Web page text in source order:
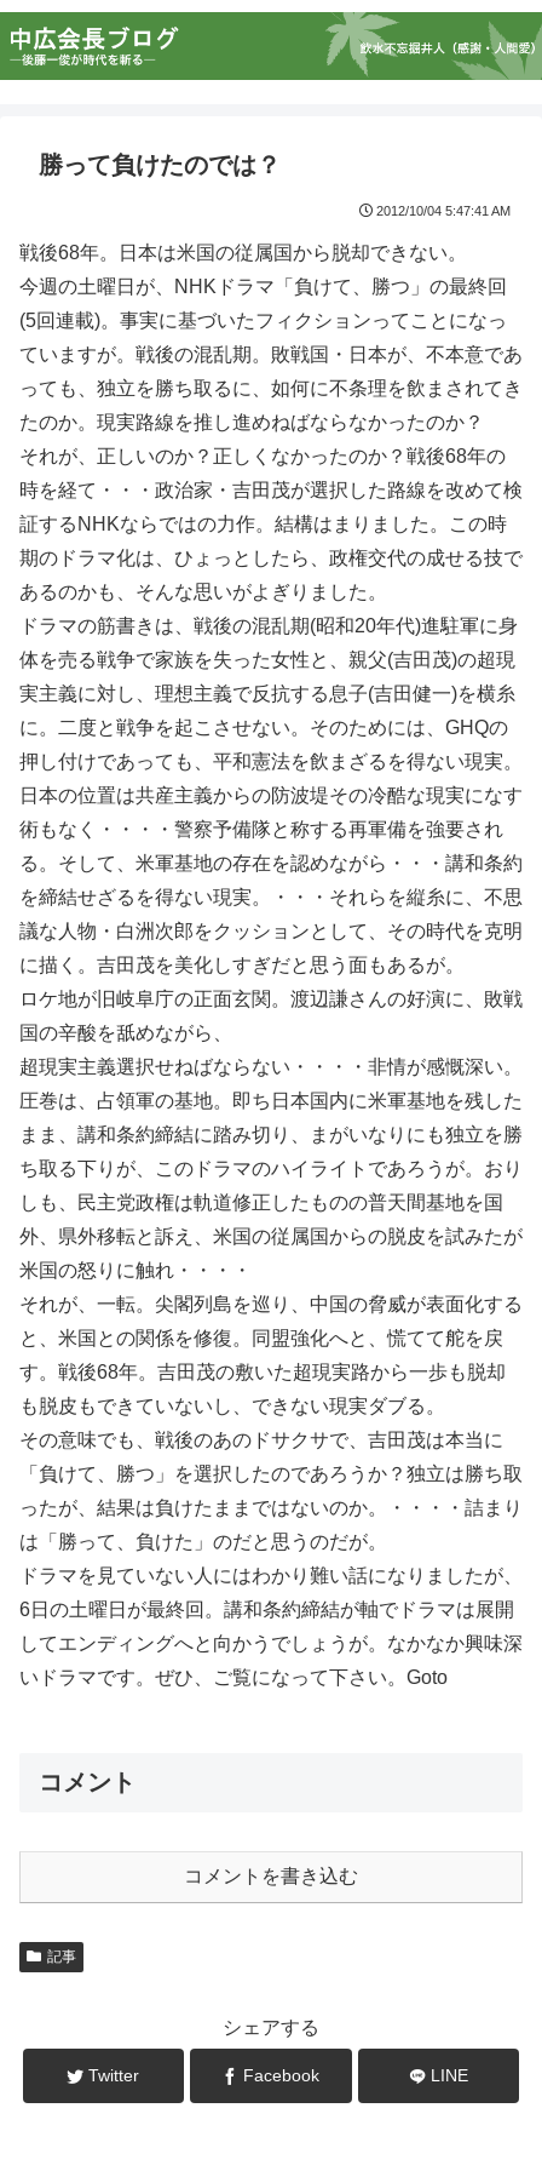
勝って負けたのでは？
2012/10/04 5:47:41 AM
戦後68年。日本は米国の従属国から脱却できない。
今週の土曜日が、NHKドラマ「負けて、勝つ」の最終回
(5回連載)。事実に基づいたフィクションってことになっ
ていますが。戦後の混乱期。敗戦国・日本が、不本意であ
っても、独立を勝ち取るに、如何に不条理を飲まされてき
たのか。現実路線を推し進めねばならなかったのか？
それが、正しいのか？正しくなかったのか？戦後68年の
時を経て・・・政治家・吉田茂が選択した路線を改めて検
証するNHKならではの力作。結構はまりました。この時
期のドラマ化は、ひょっとしたら、政権交代の成せる技で
あるのかも、そんな思いがよぎりました。
ドラマの筋書きは、戦後の混乱期(昭和20年代)進駐軍に身
体を売る戦争で家族を失った女性と、親父(吉田茂)の超現
実主義に対し、理想主義で反抗する息子(吉田健一)を横糸
に。二度と戦争を起こさせない。そのためには、GHQの
押し付けであっても、平和憲法を飲まざるを得ない現実。
日本の位置は共産主義からの防波堤その冷酷な現実になす
術もなく・・・・警察予備隊と称する再軍備を強要され
る。そして、米軍基地の存在を認めながら・・・講和条約
を締結せざるを得ない現実。・・・それらを縦糸に、不思
議な人物・白洲次郎をクッションとして、その時代を克明
に描く。吉田茂を美化しすぎだと思う面もあるが。
ロケ地が旧岐阜庁の正面玄関。渡辺謙さんの好演に、敗戦
国の辛酸を舐めながら、
超現実主義選択せねばならない・・・・非情が感慨深い。
圧巻は、占領軍の基地。即ち日本国内に米軍基地を残した
まま、講和条約締結に踏み切り、まがいなりにも独立を勝
ち取る下りが、このドラマのハイライトであろうが。おり
しも、民主党政権は軌道修正したものの普天間基地を国
外、県外移転と訴え、米国の従属国からの脱皮を試みたが
米国の怒りに触れ・・・・
それが、一転。尖閣列島を巡り、中国の脅威が表面化する
と、米国との関係を修復。同盟強化へと、慌てて舵を戻
す。戦後68年。吉田茂の敷いた超現実路から一歩も脱却
も脱皮もできていないし、できない現実ダブる。
その意味でも、戦後のあのドサクサで、吉田茂は本当に
「負けて、勝つ」を選択したのであろうか？独立は勝ち取
ったが、結果は負けたままではないのか。・・・・詰まり
は「勝って、負けた」のだと思うのだが。
ドラマを見ていない人にはわかり難い話になりましたが、
6日の土曜日が最終回。講和条約締結が軸でドラマは展開
してエンディングへと向かうでしょうが。なかなか興味深
いドラマです。ぜひ、ご覧になって下さい。Goto
コメント
コメントを書き込む
記事
シェアする
Twitter Facebook LINE